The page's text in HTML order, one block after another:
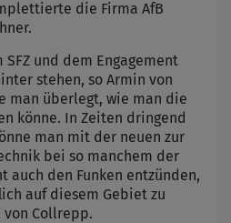
die Firma AfB
und dem Engagement
stehen, so Armin von
man überlegt, wie man die
könne. In Zeiten dringend
man mit der neuen zur
bei so manchem der
auch den Funken entzünden,
auf diesem Gebiet zu
von Collrepp.